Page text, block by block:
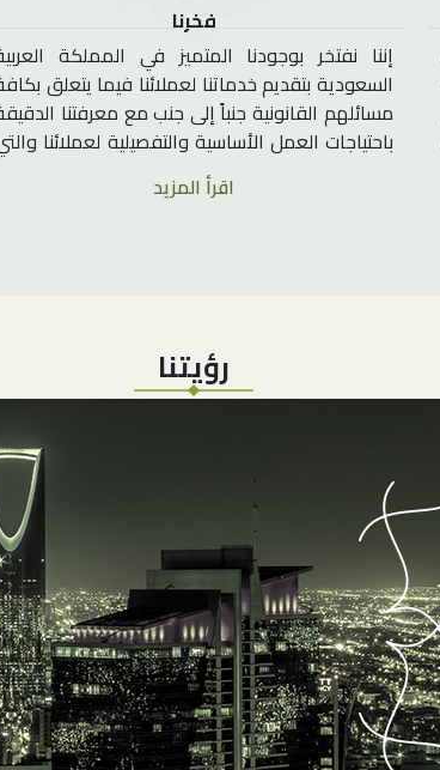
فخرنا
اقرأ المزيد
إننا نفتخر بوجودنا المتميز في المملكة
السعودية بتقديم خدماتنا لعملائنا فيما يتعلق
مسائلهم القانونية جنباً إلى جنب مع معرفتنا
باحتياجات العمل الأساسية والتفصيلية لعملائنا
تسمح لنا بموائمة خدماتنا لهم والمزج بين
رؤيتنا